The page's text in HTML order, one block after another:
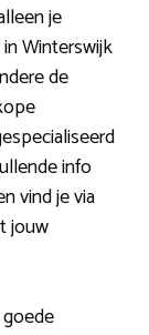
je
Winterswijk
de
info
vind je via
jouw